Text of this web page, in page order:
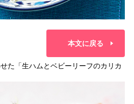
本文に戻る
た「生ハムとベビーリーフのカリカ